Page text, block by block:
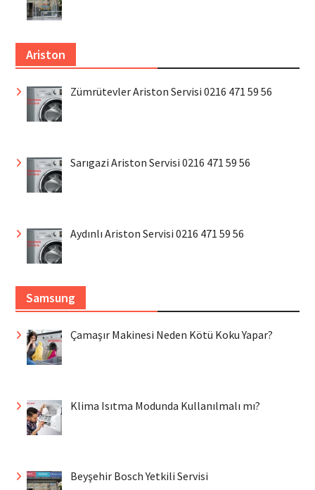
Ariston
Zümrütevler Ariston Servisi 0216 471 59 56
Sarıgazi Ariston Servisi 0216 471 59 56
Aydınlı Ariston Servisi 0216 471 59 56
Samsung
Çamaşır Makinesi Neden Kötü Koku Yapar?
Klima Isıtma Modunda Kullanılmalı mı?
Beyşehir Bosch Yetkili Servisi